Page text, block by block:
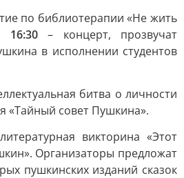
по библиотерапии «Не жить
16:30– концерт, прозвучат
в исполнении студентов
битва о личности
«Тайный совет Пушкина».
викторина «Этот
Организаторы предложат
пушкинских изданий сказок